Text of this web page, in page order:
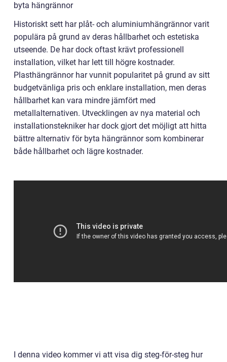
byta hängrännor
Historiskt sett har plåt- och aluminiumhängrännor varit
populära på grund av deras hållbarhet och estetiska
utseende. De har dock oftast krävt professionell
installation, vilket har lett till högre kostnader.
Plasthängrännor har vunnit popularitet på grund av sitt
budgetvänliga pris och enklare installation, men deras
hållbarhet kan vara mindre jämfört med
metallalternativen. Utvecklingen av nya material och
installationstekniker har dock gjort det möjligt att hitta
bättre alternativ för byta hängrännor som kombinerar
både hållbarhet och lägre kostnader.
I denna video kommer vi att visa dig steg-för-steg hur